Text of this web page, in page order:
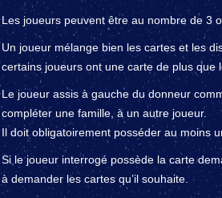
Les joueurs peuvent être au nombre de 3
Un joueur mélange bien les cartes et les
certains joueurs ont une carte de plus que
Le joueur assis à gauche du donneur
compléter une famille, à un autre joueur.
Il doit obligatoirement posséder au moins
Si le joueur interrogé possède la carte
à demander les cartes qu’il souhaite.